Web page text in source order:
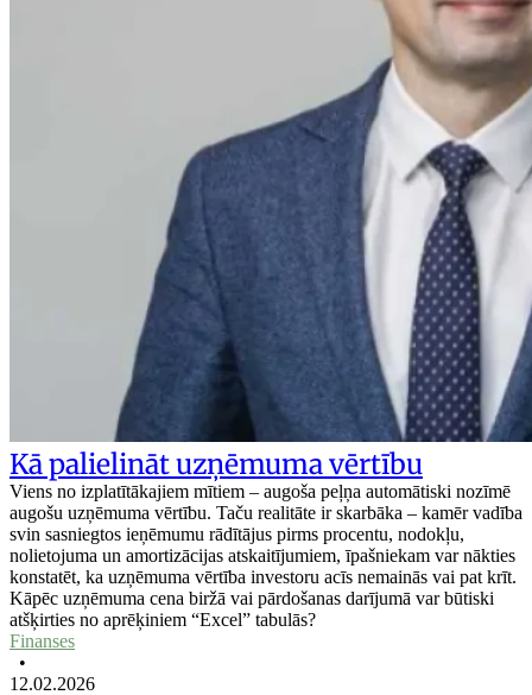
Kā palielināt uzņēmuma vērtību
Viens no izplatītākajiem mītiem – augoša peļņa automātiski nozīmē
augošu uzņēmuma vērtību. Taču realitāte ir skarbāka – kamēr vadība
svin sasniegtos ieņēmumu rādītājus pirms procentu, nodokļu,
nolietojuma un amortizācijas atskaitījumiem, īpašniekam var nākties
konstatēt, ka uzņēmuma vērtība investoru acīs nemainās vai pat krīt.
Kāpēc uzņēmuma cena biržā vai pārdošanas darījumā var būtiski
atšķirties no aprēķiniem “Excel” tabulās?
Finanses
•
12.02.2026